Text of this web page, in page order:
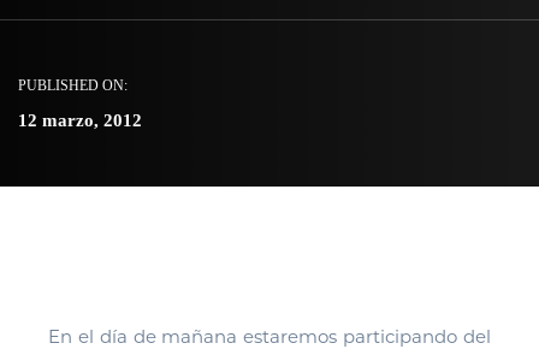
PUBLISHED ON:
12 marzo, 2012
En el día de mañana estaremos participando del